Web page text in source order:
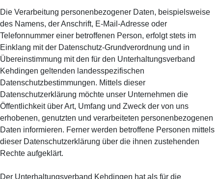
Die Verarbeitung personenbezogener Daten, beispielsweise
des Namens, der Anschrift, E-Mail-Adresse oder
Telefonnummer einer betroffenen Person, erfolgt stets im
Einklang mit der Datenschutz-Grundverordnung und in
Übereinstimmung mit den für den Unterhaltungsverband
Kehdingen geltenden landesspezifischen
Datenschutzbestimmungen. Mittels dieser
Datenschutzerklärung möchte unser Unternehmen die
Öffentlichkeit über Art, Umfang und Zweck der von uns
erhobenen, genutzten und verarbeiteten personenbezogenen
Daten informieren. Ferner werden betroffene Personen mittels
dieser Datenschutzerklärung über die ihnen zustehenden
Rechte aufgeklärt.
Der Unterhaltungsverband Kehdingen hat als für die